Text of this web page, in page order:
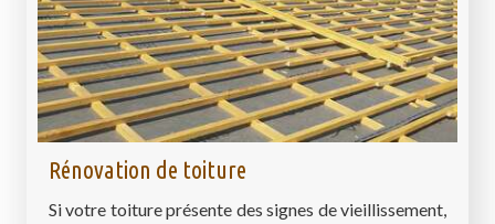
Rénovation de toiture
Si votre toiture présente des signes de vieillissement,